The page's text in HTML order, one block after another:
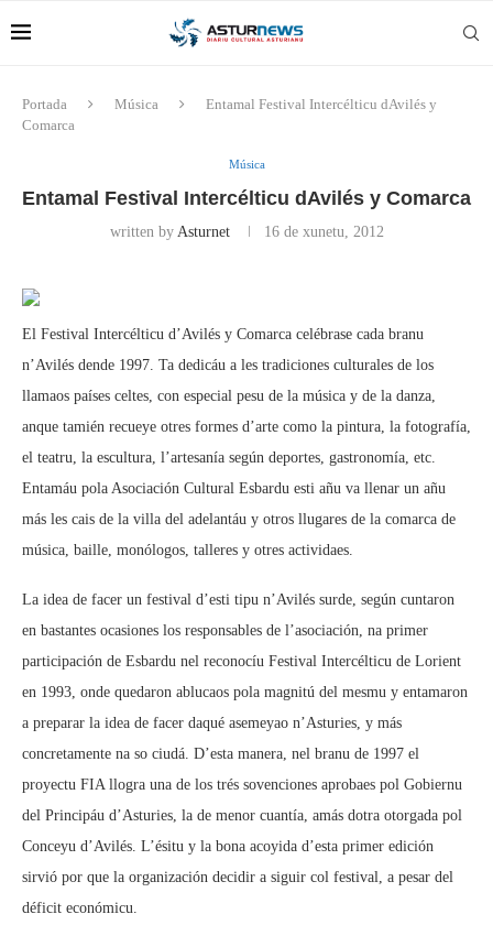
Portada Música
Entamal Festival Intercélticu dAvilés y
Comarca
Música
Entamal Festival Intercélticu dAvilés y Comarca
written by Asturnet 16 de xunetu, 2012
El Festival Intercélticu d’Avilés y Comarca celébrase cada branu
n’Avilés dende 1997. Ta dedicáu a les tradiciones culturales de los
llamaos países celtes, con especial pesu de la música y de la danza,
anque tamién recueye otres formes d’arte como la pintura, la fotografía,
el teatru, la escultura, l’artesanía según deportes, gastronomía, etc.
Entamáu pola Asociación Cultural Esbardu esti añu va llenar un añu
más les cais de la villa del adelantáu y otros llugares de la comarca de
música, baille, monólogos, talleres y otres actividaes.
La idea de facer un festival d’esti tipu n’Avilés surde, según cuntaron
en bastantes ocasiones los responsables de l’asociación, na primer
participación de Esbardu nel reconocíu Festival Intercélticu de Lorient
en 1993, onde quedaron ablucaos pola magnitú del mesmu y entamaron
a preparar la idea de facer daqué asemeyao n’Asturies, y más
concretamente na so ciudá. D’esta manera, nel branu de 1997 el
proyectu FIA llogra una de los trés sovenciones aprobaes pol Gobiernu
del Principáu d’Asturies, la de menor cuantía, amás dotra otorgada pol
Conceyu d’Avilés. L’ésitu y la bona acoyida d’esta primer edición
sirvió por que la organización decidir a siguir col festival, a pesar del
déficit económicu.